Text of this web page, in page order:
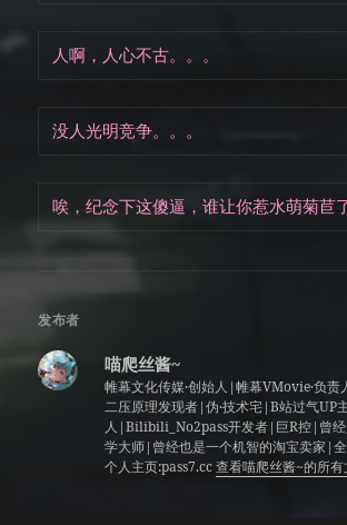
人啊，人心不古。。。
没人光明竞争。。。
唉，纪念下这傻逼，谁让你惹水萌菊苣
发布者
喵爬丝酱~
帷幕文化传媒·创始人|帷幕VMovie·负
二压原理发现者|伪·技术宅|B站过气UP
人|Bilibili_No2pass开发者|巨R控|曾经
学大师|曾经也是一个机智的淘宝卖家|
个人主页:pass7.cc查看喵爬丝酱~的所